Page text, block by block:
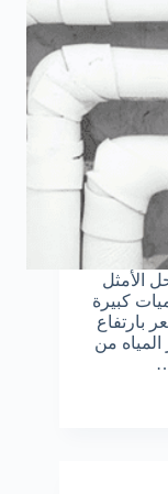
الأمثل
كبيرة
بارتفاع
من